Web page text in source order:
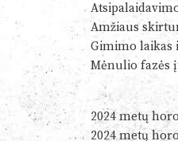
Amžiaus
Gimimo laikas
Mėnulio fazės
2024 metų
2024 metų